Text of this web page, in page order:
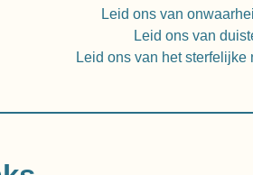
Leid ons van
Leid ons van
Leid ons van het sterfelijke